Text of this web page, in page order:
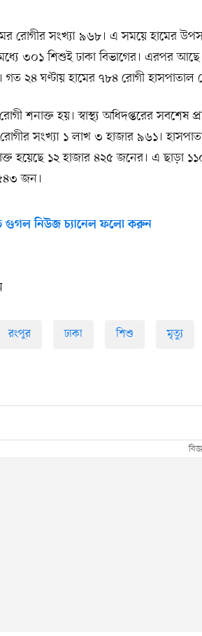
রোগীর সংখ্যা ৯৬৮। এ সময়ে হামের
৩০১ শিশুই ঢাকা বিভাগের। এরপর আছে
২৪ ঘণ্টায় হামের ৭৮৪ রোগী হাসপাতাল
শনাক্ত হয়। স্বাস্থ্য অধিদপ্তরের সবশেষ
সংখ্যা ১ লাখ ৩ হাজার ৯৬১।
হয়েছে ১২ হাজার ৪২৫ জনের। এ ছাড়া
জন।
গুগল নিউজ চ্যানেল ফলো করুন
রংপুর ঢাকা শিশু মৃত্যু